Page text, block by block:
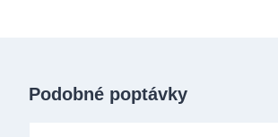
Podobné poptávky